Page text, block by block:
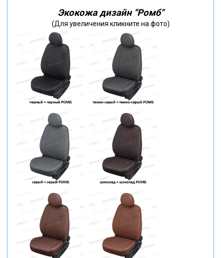
Экокожа дизайн "Ромб"
(Для увеличения кликните на фото)